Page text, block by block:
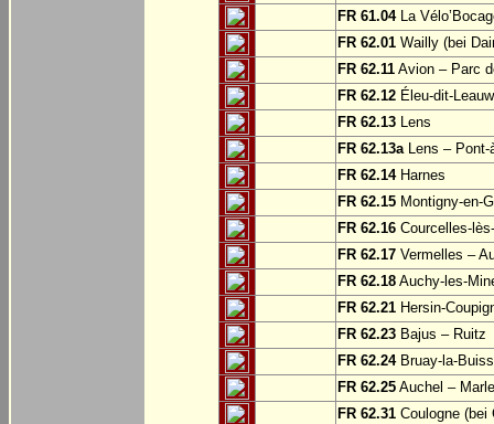
FR 61.04La
FR 62.01 Wailly (bei
FR 62.11 Avion – Parc
FR 62.12 Éleu-dit-
FR 62.13 Lens
FR 62.13aLens – Pont-
FR 62.14Harnes
FR 62.15 Montigny-en-
FR 62.16 Courcelles-
FR 62.17 Vermelles –
FR 62.18 Auchy-les-
FR 62.21 Hersin-
FR 62.23 Bajus – Ruitz
FR 62.24Bruay-la-
FR 62.25 Auchel –
FR 62.31 Coulogne (bei